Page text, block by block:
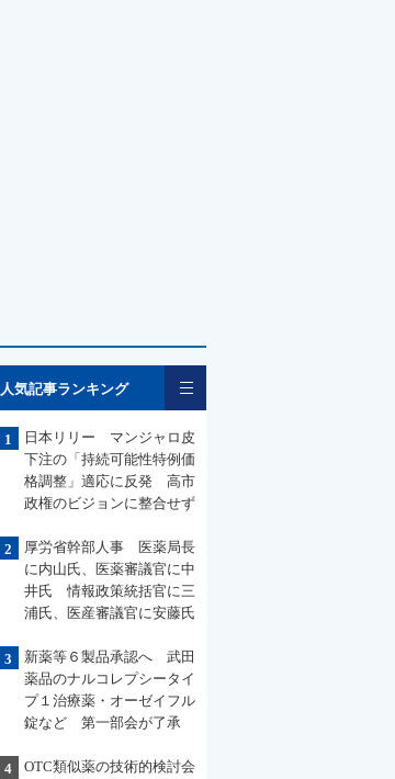
人気記事ランキング
1
日本リリー マンジャロ皮
下注の「持続可能性特例価
格調整」適応に反発 高市
政権のビジョンに整合せず
2
厚労省幹部人事 医薬局長
に内山氏、医薬審議官に中
井氏 情報政策統括官に三
浦氏、医産審議官に安藤氏
3
新薬等６製品承認へ 武田
薬品のナルコレプシータイ
プ１治療薬・オーゼイフル
錠など 第一部会が了承
4
OTC類似薬の技術的検討会